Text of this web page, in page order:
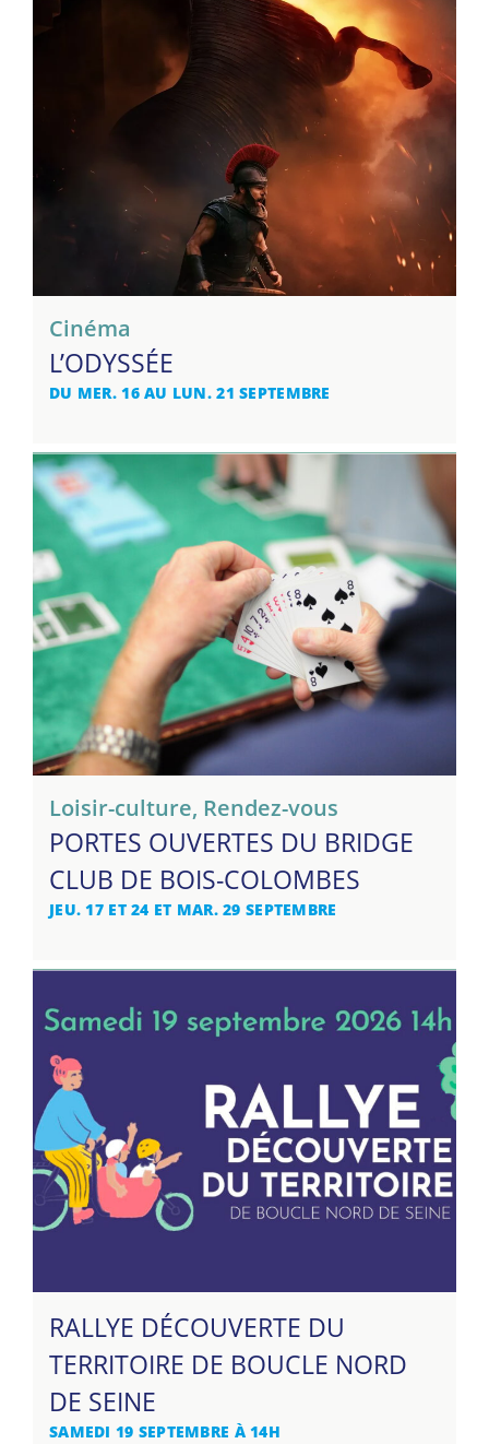
Cinéma
L’ODYSSÉE
DU MER. 16 AU LUN. 21 SEPTEMBRE
Loisir-culture, Rendez-vous
PORTES OUVERTES DU BRIDGE
CLUB DE BOIS-COLOMBES
JEU. 17 ET 24 ET MAR. 29 SEPTEMBRE
RALLYE DÉCOUVERTE DU
TERRITOIRE DE BOUCLE NORD
DE SEINE
SAMEDI 19 SEPTEMBRE À 14H